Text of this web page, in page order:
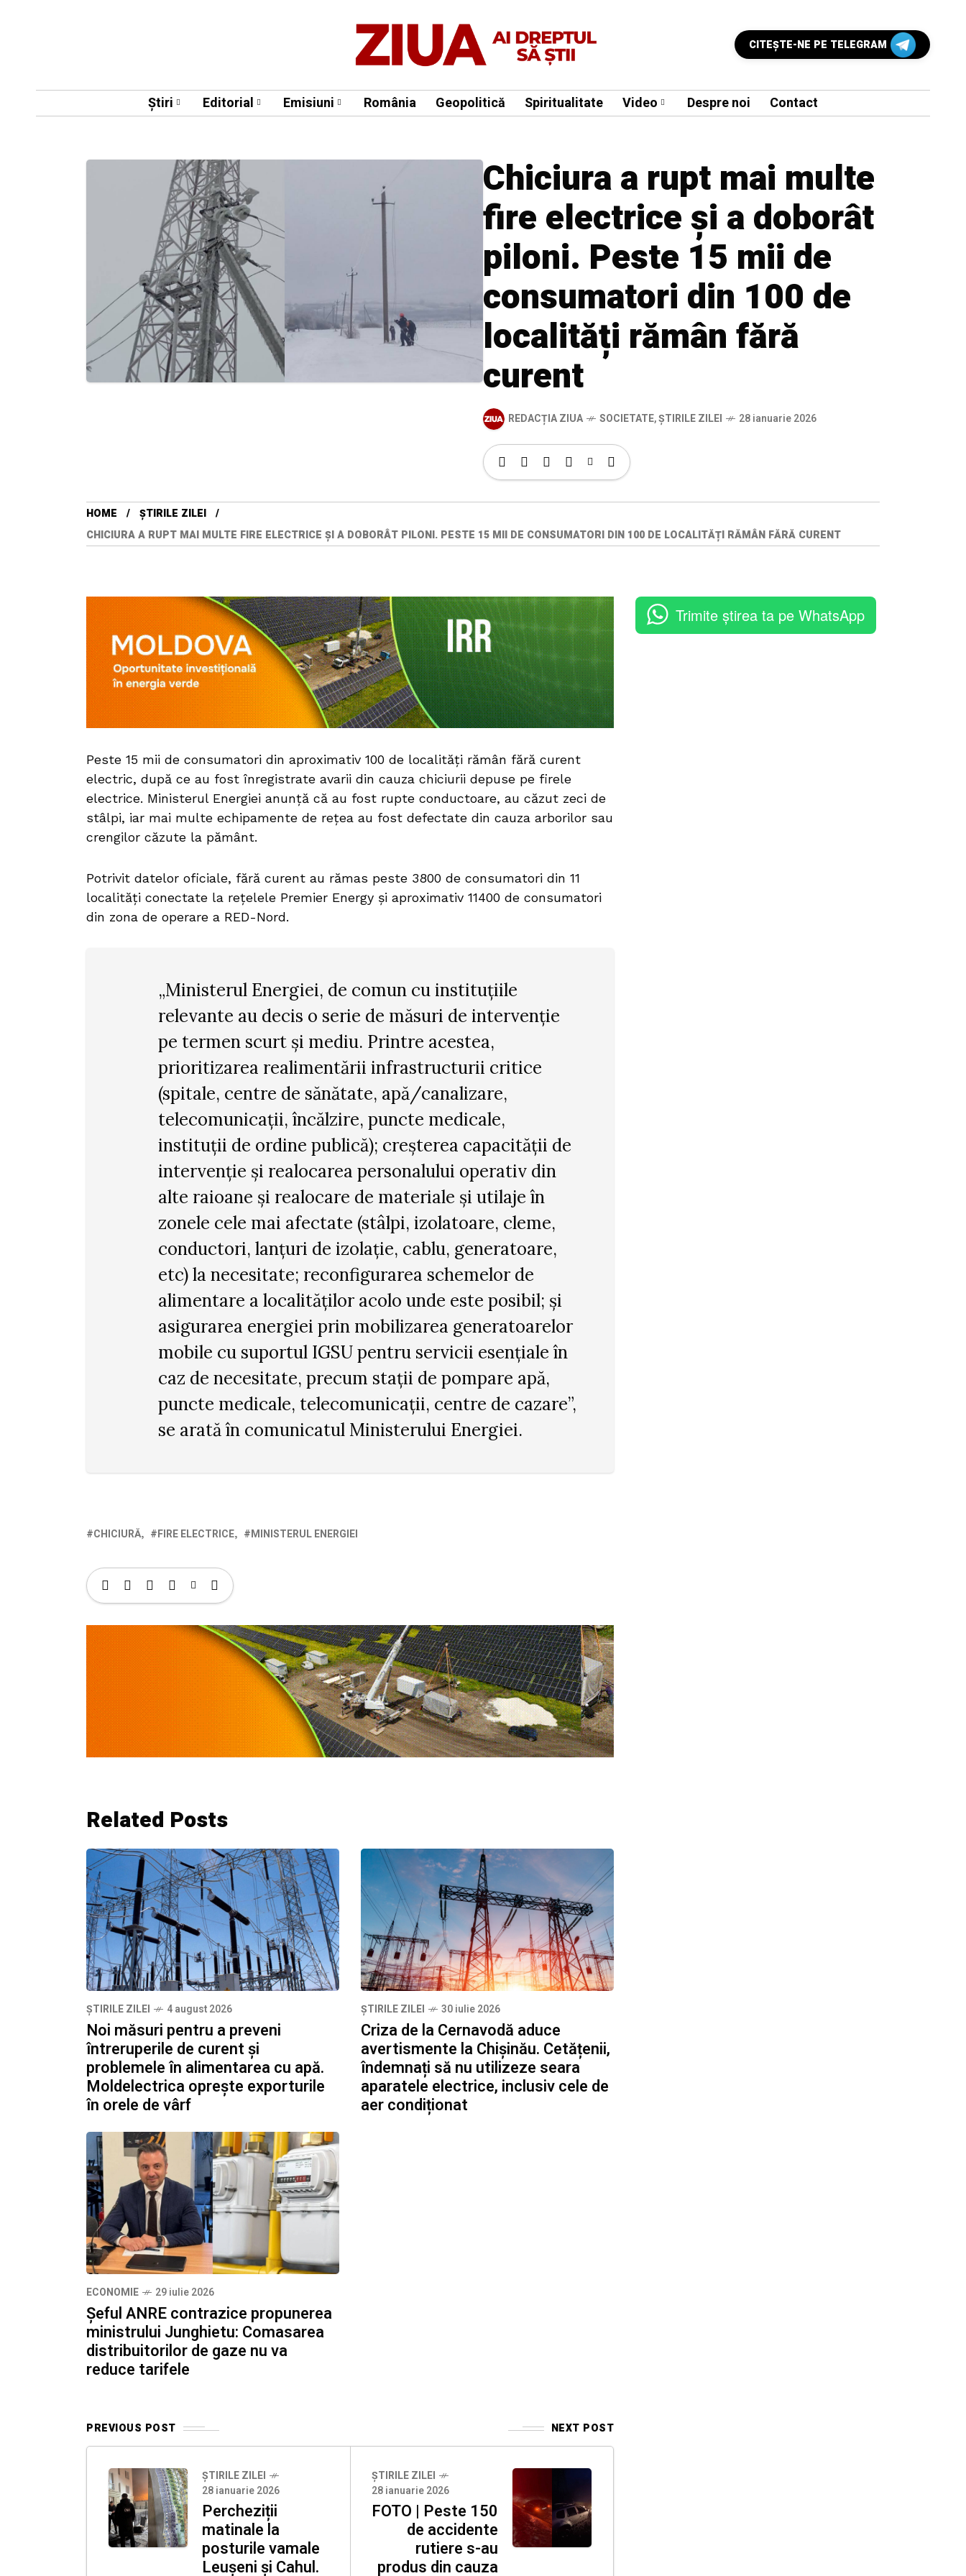
CITEŞTE-NE PE TELEGRAM
Știri Editorial Emisiuni România Geopolitică Spiritualitate Video Despre noi Contact
Chiciura a rupt mai multe
fire electrice și a doborât
piloni. Peste 15 mii de
consumatori din 100 de
localități rămân fără
curent
REDACȚIA ZIUA SOCIETATE,ȘTIRILE ZILEI 28 ianuarie 2026
HOME
ȘTIRILE ZILEI
CHICIURA A RUPT MAI MULTE FIRE ELECTRICE ȘI A DOBORÂT PILONI. PESTE 15 MII DE CONSUMATORI DIN 100 DE LOCALITĂȚI RĂMÂN FĂRĂ CURENT
Peste 15 mii de consumatori din aproximativ 100 de localități rămân fără curent
electric, după ce au fost înregistrate avarii din cauza chiciurii depuse pe firele
electrice. Ministerul Energiei anunță că au fost rupte conductoare, au căzut zeci de
stâlpi, iar mai multe echipamente de rețea au fost defectate din cauza arborilor sau
crengilor căzute la pământ.
Potrivit datelor oficiale, fără curent au rămas peste 3800 de consumatori din 11
localități conectate la rețelele Premier Energy și aproximativ 11400 de consumatori
din zona de operare a RED-Nord.
„Ministerul Energiei, de comun cu instituțiile
relevante au decis o serie de măsuri de intervenție
pe termen scurt și mediu. Printre acestea,
prioritizarea realimentării infrastructurii critice
(spitale, centre de sănătate, apă/canalizare,
telecomunicații, încălzire, puncte medicale,
instituții de ordine publică); creșterea capacității de
intervenție și realocarea personalului operativ din
alte raioane și realocare de materiale și utilaje în
zonele cele mai afectate (stâlpi, izolatoare, cleme,
conductori, lanțuri de izolație, cablu, generatoare,
etc) la necesitate; reconfigurarea schemelor de
alimentare a localităților acolo unde este posibil; și
asigurarea energiei prin mobilizarea generatoarelor
mobile cu suportul IGSU pentru servicii esențiale în
caz de necesitate, precum stații de pompare apă,
puncte medicale, telecomunicații, centre de cazare”,
se arată în comunicatul Ministerului Energiei.
CHICIURĂ FIRE ELECTRICE MINISTERUL ENERGIEI
Related Posts
ȘTIRILE ZILEI 4 august 2026
Noi măsuri pentru a preveni
întreruperile de curent și
problemele în alimentarea cu apă.
Moldelectrica oprește exporturile
în orele de vârf
ȘTIRILE ZILEI 30 iulie 2026
Criza de la Cernavodă aduce
avertismente la Chișinău. Cetățenii,
îndemnați să nu utilizeze seara
aparatele electrice, inclusiv cele de
aer condiționat
ECONOMIE 29 iulie 2026
Șeful ANRE contrazice propunerea
ministrului Junghietu: Comasarea
distribuitorilor de gaze nu va
reduce tarifele
PREVIOUS POST NEXT POST
ȘTIRILE ZILEI
28 ianuarie 2026
Percheziții
matinale la
posturile vamale
Leușeni și Cahul.
ȘTIRILE ZILEI
28 ianuarie 2026
FOTO | Peste 150
de accidente
rutiere s-au
produs din cauza
Trimite știrea ta pe WhatsApp